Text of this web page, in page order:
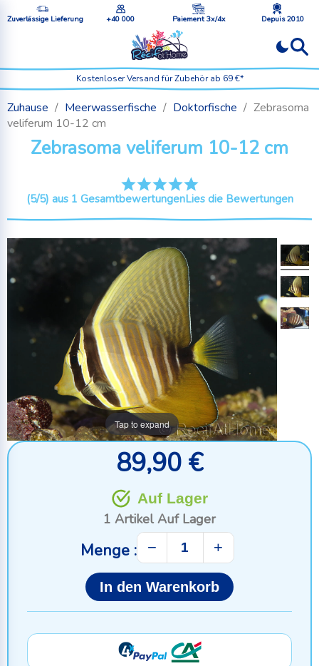
Zuverlässige Lieferung +40 000 Paiement 3x/4x Depuis 2010
Kostenloser Versand für Zubehör ab 69 €*
Zuhause Meerwasserfische Doktorfische
Zebrasoma
veliferum 10-12 cm
Zebrasoma veliferum 10-12 cm
(5/5) aus 1 GesamtbewertungenLies die Bewertungen
Tap to expand
89,90 €
Auf Lager
1 Artikel Auf Lager
Menge : − +
In den Warenkorb